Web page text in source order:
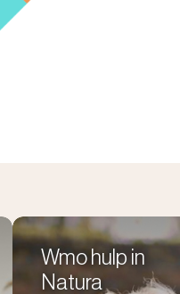
Wmo hulp in
Natura